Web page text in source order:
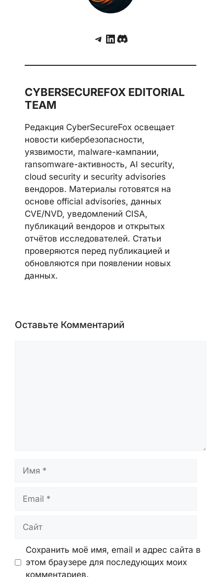
Telegram
LinkedIn
Discord
CYBERSECUREFOX EDITORIAL
TEAM
Редакция CyberSecureFox освещает
новости кибербезопасности,
уязвимости, malware-кампании,
ransomware-активность, AI security,
cloud security и security advisories
вендоров. Материалы готовятся на
основе official advisories, данных
CVE/NVD, уведомлений CISA,
публикаций вендоров и открытых
отчётов исследователей. Статьи
проверяются перед публикацией и
обновляются при появлении новых
данных.
Оставьте Комментарий
Сохранить моё имя, email и адрес сайта в
этом браузере для последующих моих
комментариев.